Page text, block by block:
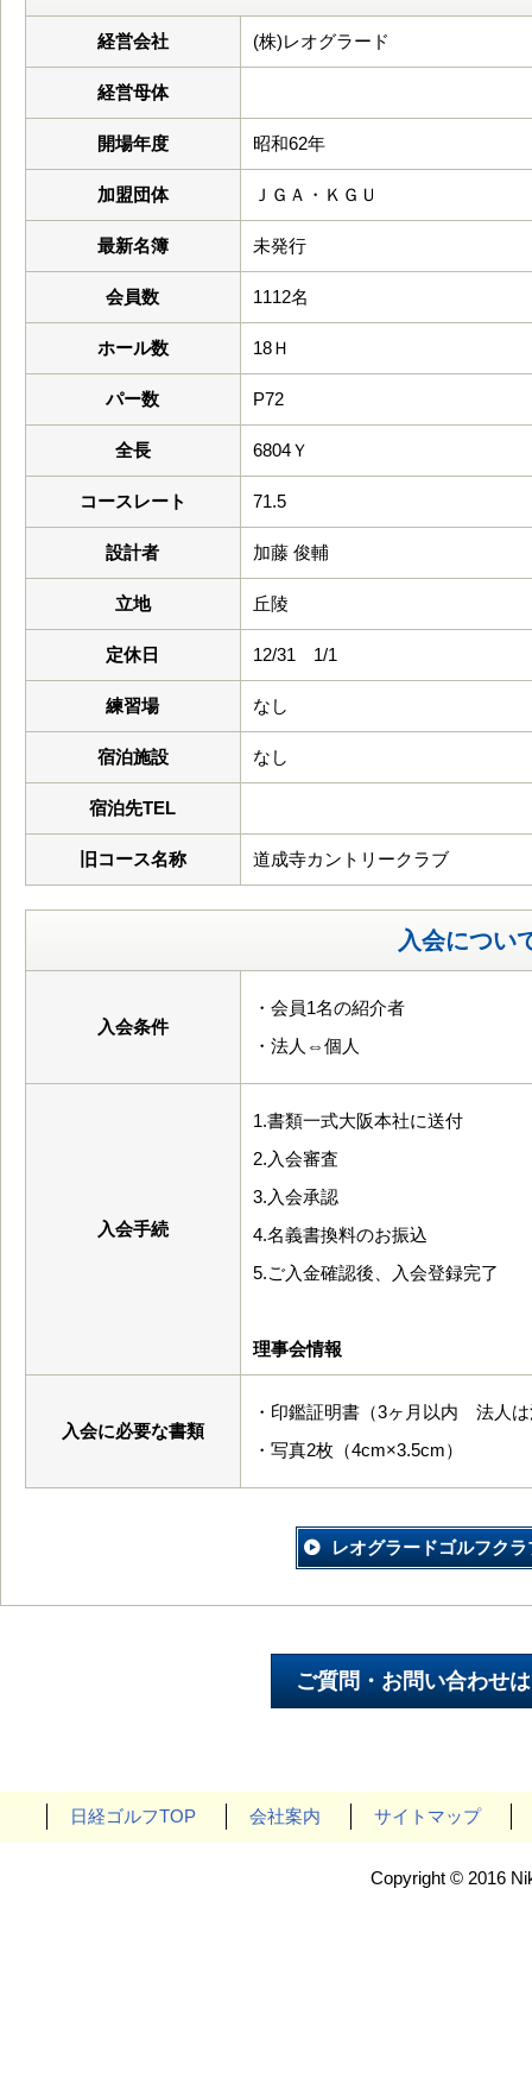
経営会社 (株)レオグラード
経営母体
開場年度 昭和62年
加盟団体 ＪＧＡ・ＫＧＵ
最新名簿 未発行
会員数 1112名
ホール数 18Ｈ
パー数 P72
全長 6804Ｙ
コースレート 71.5
設計者 加藤 俊輔
立地 丘陵
定休日 12/31 1/1
練習場 なし
宿泊施設 なし
宿泊先TEL
旧コース名称 道成寺カントリークラブ
入会につい
入会条件
・会員1名の紹介者
・法人⇔個人
入会手続
1.書類一式大阪本社に送付
2.入会審査
3.入会承認
4.名義書換料のお振込
5.ご入金確認後、入会登録完了
理事会情報
入会に必要な書類
・印鑑証明書（3ヶ月以内 法人
・写真2枚（4cm×3.5cm）
レオグラードゴルフク
日経ゴルフTOP 会社案内 サイトマップ
Copyright © 2016